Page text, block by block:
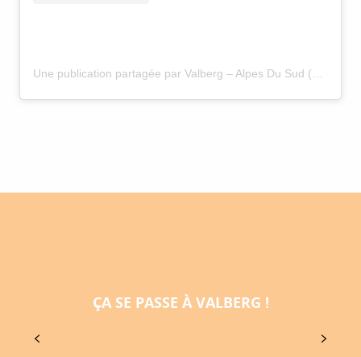
ÇA SE PASSE À VALBERG !
5
AOÛT 9
AOÛT